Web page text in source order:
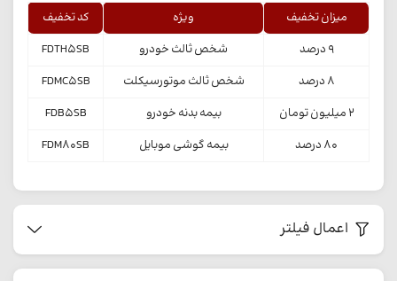
میزان تخفیف ویژه
کد تخفیف
9 درصد
شخص ثالث خودرو
FDTH5SB
8 درصد
شخص ثالث موتورسیکلت
FDMC5SB
2 میلیون تومان
بیمه بدنه خودرو
FDB5SB
80 درصد
بیمه گوشی موبایل FDM80SB
اعمال فیلتر